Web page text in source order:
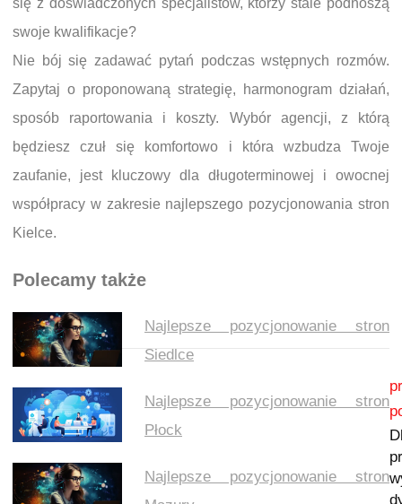
swoje kwalifikacje?
Nie bój się zadawać pytań podczas wstępnych rozmów.
Zapytaj o proponowaną strategię, harmonogram działań,
sposób raportowania i koszty. Wybór agencji, z którą
będziesz czuł się komfortowo i która wzbudza Twoje
zaufanie, jest kluczowy dla długoterminowej i owocnej
współpracy w zakresie najlepszego pozycjonowania stron
Kielce.
Polecamy także
Najlepsze pozycjonowanie stron
Siedlce
Najlepsze pozycjonowanie stron
Płock
Najlepsze pozycjonowanie stron